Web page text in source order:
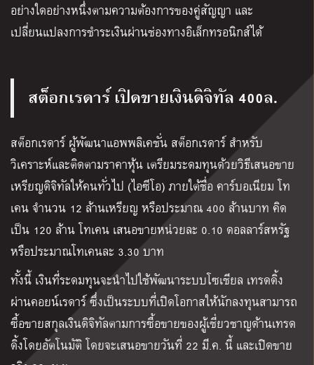
อย่างใดอย่างหนึ่งตามความต้องการของคู่สัญญา และ
เปลี่ยนแปลงการชำระเงินผ่านช่องทางอิเล็กทรอนิกส์ได้
สต็อกเรดาร์ เปิดขายเงินดิจิทัล 400ล.
สต็อกเรดาร์ ผู้พัฒนาแอพพลิเคชั่น สต็อกเรดาร์ สำหรับ
วิเคราะห์และติดตามราคาหุ้น เตรียมระดมทุนด้วยวิธีเสนอขาย
เหรียญดิจิทัลให้คนทั่วไป (ไอซีโอ) ภายใต้ชื่อ คาร์บอเนียม โท
เคน จำนวน 12 ล้านเหรียญ หรือประมาณ 400 ล้านบาท คิด
เป็น 120 ล้าน โทเคน เสนอขายหน่วยละ 0.10 ดอลลาร์สหรัฐ
หรือประมาณโทเคนละ 3.30 บาท
ทั้งนี้ เงินที่ระดมทุนจะนำไปใช้พัฒนาระบบโซเชียล เทรดดิ้ง
ผ่านคอยน์เรดาร์ ซึ่งเป็นระบบที่เปิดโอกาสให้นักลงทุนสามารถ
ซื้อขายสกุลเงินดิจิทัลตามการซื้อขายของผู้เชี่ยวชาญด้านเทรด
ดิ้งโดยอัตโนมัติ โดยจะเสนอขายวันที่ 22 มี.ค. นี้ และเปิดขาย